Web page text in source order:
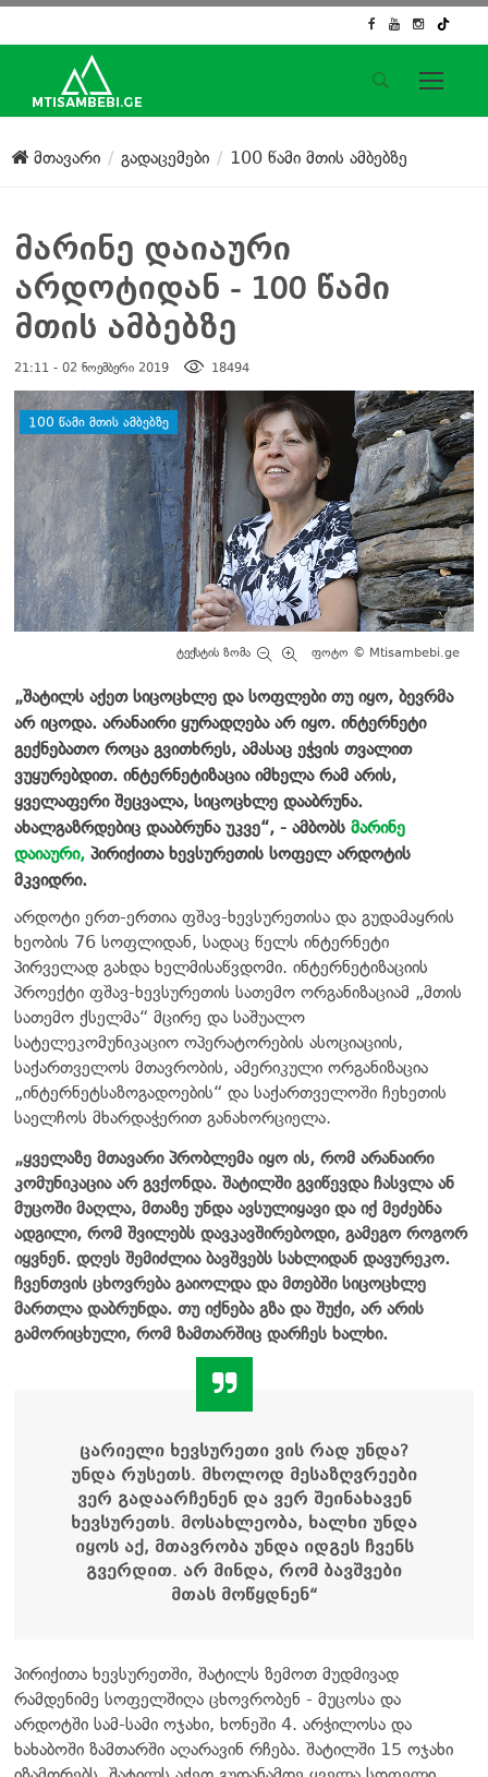
საიტის მენიუ
მთავარი
ქართული საქმე
ჩვენ შესახებ
კონტაქტი
სოციალური ქსელები
მთავარი გადაცემები 100 წამი მთის ამბებზე
მარინე დაიაური
არდოტიდან - 100 წამი
მთის ამბებზე
21:11 - 02 ნოემბერი 2019 18494
დატოვე კომენტარი
100 ᲬᲐᲛᲘ ᲛᲗᲘᲡ ᲐᲛᲑᲔᲑᲖᲔ
ტექსტის ზომა ფოტო ©️ Mtisambebi.ge
„შატილს აქეთ სიცოცხლე და სოფლები თუ იყო, ბევრმა
არ იცოდა. არანაირი ყურადღება არ იყო. ინტერნეტი
გექნებათო როცა გვითხრეს, ამასაც ეჭვის თვალით
ვუყურებდით. ინტერნეტიზაცია იმხელა რამ არის,
ყველაფერი შეცვალა, სიცოცხლე დააბრუნა.
ახალგაზრდებიც დააბრუნა უკვე“, - ამბობს მარინე
დაიაური, პირიქითა ხევსურეთის სოფელ არდოტის
მკვიდრი.
არდოტი ერთ-ერთია ფშავ-ხევსურეთისა და გუდამაყრის
ხეობის 76 სოფლიდან, სადაც წელს ინტერნეტი
პირველად გახდა ხელმისაწვდომი. ინტერნეტიზაციის
პროექტი ფშავ-ხევსურეთის სათემო ორგანიზაციამ „მთის
სათემო ქსელმა“ მცირე და საშუალო
სატელეკომუნიკაციო ოპერატორების ასოციაციის,
საქართველოს მთავრობის, ამერიკული ორგანიზაცია
„ინტერნეტსაზოგადოების“ და საქართველოში ჩეხეთის
საელჩოს მხარდაჭერით განახორციელა.
„ყველაზე მთავარი პრობლემა იყო ის, რომ არანაირი
კომუნიკაცია არ გვქონდა. შატილში გვიწევდა ჩასვლა ან
მუცოში მაღლა, მთაზე უნდა ავსულიყავი და იქ მეძებნა
ადგილი, რომ შვილებს დავკავშირებოდი, გამეგო როგორ
იყვნენ. დღეს შემიძლია ბავშვებს სახლიდან დავურეკო.
ჩვენთვის ცხოვრება გაიოლდა და მთებში სიცოცხლე
მართლა დაბრუნდა. თუ იქნება გზა და შუქი, არ არის
გამორიცხული, რომ ზამთარშიც დარჩეს ხალხი.
ცარიელი ხევსურეთი ვის რად უნდა?
უნდა რუსეთს. მხოლოდ მესაზღვრეები
ვერ გადაარჩენენ და ვერ შეინახავენ
ხევსურეთს. მოსახლეობა, ხალხი უნდა
იყოს აქ, მთავრობა უნდა იდგეს ჩვენს
გვერდით. არ მინდა, რომ ბავშვები
მთას მოწყდნენ“
პირიქითა ხევსურეთში, შატილს ზემოთ მუდმივად
რამდენიმე სოფელშიღა ცხოვრობენ - მუცოსა და
არდოტში სამ-სამი ოჯახი, ხონეში 4. არჭილოსა და
ხახაბოში ზამთარში აღარავინ რჩება. შატილში 15 ოჯახი